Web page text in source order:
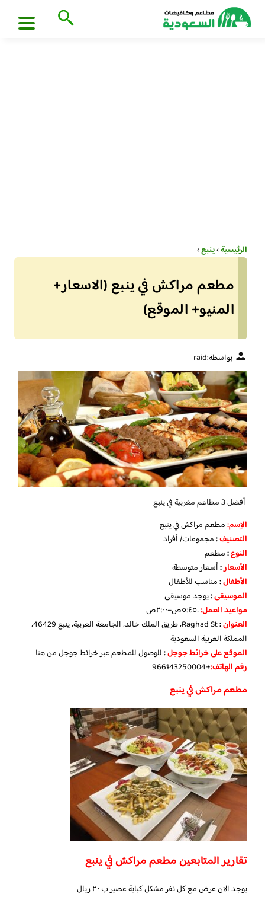
الرئيسية›ينبع›
مطعم مراكش في ينبع (الاسعار+
المنيو+ الموقع)
بواسطة:raid
أفضل 3 مطاعم مغربية في ينبع
الإسم:مطعم مراكش في ينبع
التصنيف:مجموعات/ أفراد
النوع:مطعم
الأسعار:أسعار متوسطة
الأطفال:مناسب للأطفال
الموسيقى:يوجد موسيقى
مواعيد العمل:،٥:٤٥ص–٢:٠٠ص
العنوان:
Raghad St، طريق الملك خالد، الجامعة العربية، ينبع 46429،
المملكة العربية السعودية
الموقع على خرائط جوجل:للوصول للمطعم عبر خرائط جوجلمن هنا
رقم الهاتف:+966143250004
مطعم مراكش في ينبع
تقارير المتابعين مطعم مراكش في ينبع
يوجد الان عرض مع كل نفر مشكل كباية عصير ب ٢٠ ريال